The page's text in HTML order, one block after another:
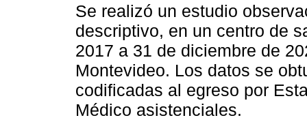
Se realizó un estudio
descriptivo, en un centro de
2017 a 31 de diciembre de
Montevideo. Los datos se
codificadas al egreso por
Médico asistenciales.